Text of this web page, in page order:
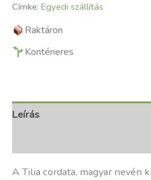
Címke: Egyedi szállítás
Raktáron
Konténeres
Leírás
A Tilia cordata, magyar nevén